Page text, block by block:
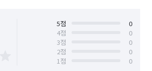
5점
0
4점
0
3점
0
2점
0
1점
0